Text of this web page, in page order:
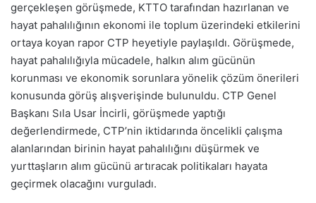
gerçekleşen görüşmede, KTTO tarafından hazırlanan ve
hayat pahalılığının ekonomi ile toplum üzerindeki etkilerini
ortaya koyan rapor CTP heyetiyle paylaşıldı. Görüşmede,
hayat pahalılığıyla mücadele, halkın alım gücünün
korunması ve ekonomik sorunlara yönelik çözüm önerileri
konusunda görüş alışverişinde bulunuldu. CTP Genel
Başkanı Sıla Usar İncirli, görüşmede yaptığı
değerlendirmede, CTP’nin iktidarında öncelikli çalışma
alanlarından birinin hayat pahalılığını düşürmek ve
yurttaşların alım gücünü artıracak politikaları hayata
geçirmek olacağını vurguladı.